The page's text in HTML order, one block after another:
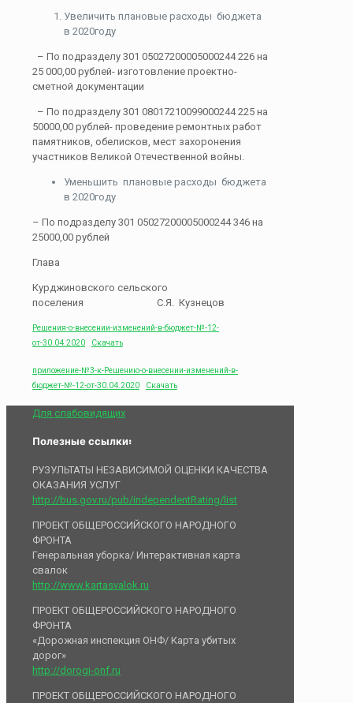
Увеличить плановые расходы бюджета
в 2020году
– По подразделу 301 05027200005000244 226 на
25 000,00 рублей- изготовление проектно-
сметной документации
– По подразделу 301 08017210099000244 225 на
50000,00 рублей- проведение ремонтных работ
памятников, обелисков, мест захоронения
участников Великой Отечественной войны.
Уменьшить плановые расходы бюджета
в 2020году
– По подразделу 301 05027200005000244 346 на
25000,00 рублей
Глава
Курджиновского сельского
поселения С.Я. Кузнецов
Решения-о-внесении-изменений-в-бюджет-№-12-
от-30.04.2020
Скачать
приложение-№3-к-Решению-о-внесении-изменений-в-
бюджет-№-12-от-30.04.2020
Скачать
Для слабовидящих
Полезные ссылки:
РУЗУЛЬТАТЫ НЕЗАВИСИМОЙ ОЦЕНКИ КАЧЕСТВА
ОКАЗАНИЯ УСЛУГ
http://bus.gov.ru/pub/independentRating/list
ПРОЕКТ ОБЩЕРОССИЙСКОГО НАРОДНОГО
ФРОНТА
Генеральная уборка/ Интерактивная карта
свалок
http://www.kartasvalok.ru
ПРОЕКТ ОБЩЕРОССИЙСКОГО НАРОДНОГО
ФРОНТА
«Дорожная инспекция ОНФ/ Карта убитых
дорог»
http://dorogi-onf.ru
ПРОЕКТ ОБЩЕРОССИЙСКОГО НАРОДНОГО